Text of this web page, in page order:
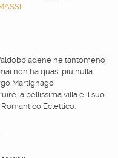
ne tantomeno
non ha quasi piú nulla.
Martignago
la bellissima villa e il suo
Eclettico.